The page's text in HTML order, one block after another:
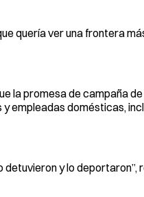
quería ver una frontera
la promesa de campaña
empleadas domésticas,
y lo deportaron”,